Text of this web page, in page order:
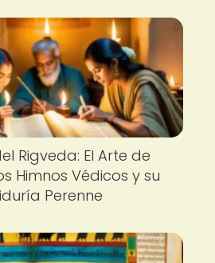
Rigveda: El Arte de
Himnos Védicos y su
Perenne